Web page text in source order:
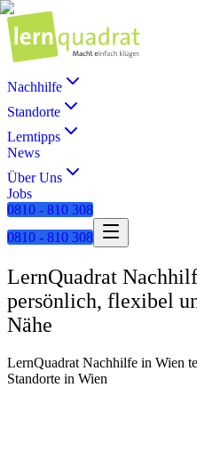
Nachhilfe
Standorte
Lerntipps
News
Über Uns
Jobs
0810 - 810 308
0810 - 810 308
LernQuadrat
persönlich, flexibel
Nähe
LernQuadrat Nachhilfe in Wien
Standorte in Wien